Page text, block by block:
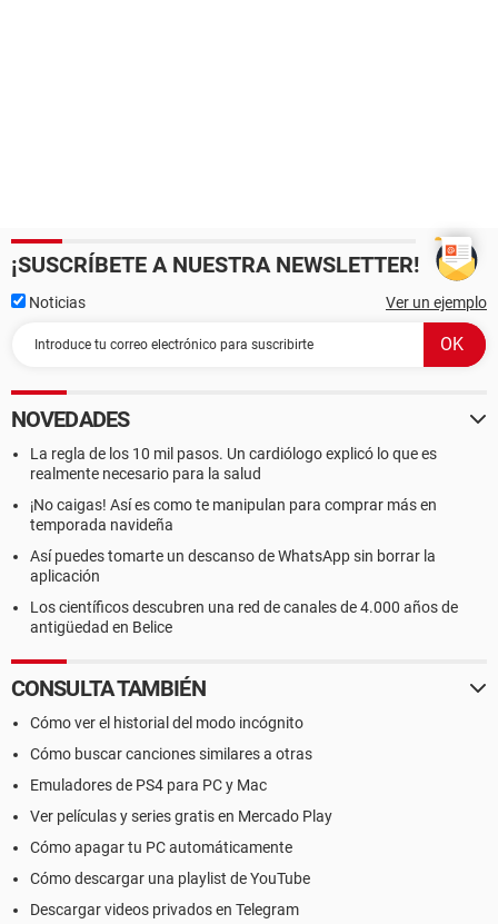
¡SUSCRÍBETE A NUESTRA NEWSLETTER!
Noticias Ver un ejemplo
NOVEDADES
La regla de los 10 mil pasos. Un cardiólogo explicó lo que es
realmente necesario para la salud
¡No caigas! Así es como te manipulan para comprar más en
temporada navideña
Así puedes tomarte un descanso de WhatsApp sin borrar la
aplicación
Los científicos descubren una red de canales de 4.000 años de
antigüedad en Belice
CONSULTA TAMBIÉN
Cómo ver el historial del modo incógnito
Cómo buscar canciones similares a otras
Emuladores de PS4 para PC y Mac
Ver películas y series gratis en Mercado Play
Cómo apagar tu PC automáticamente
Cómo descargar una playlist de YouTube
Descargar videos privados en Telegram